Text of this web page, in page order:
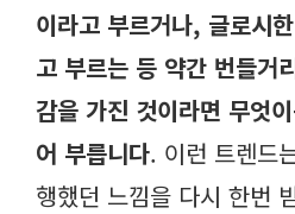
이라고 부르거나, 글로시
고 부르는 등 약간 번들거
감을 가진 것이라면 무엇
어 부릅니다. 이런 트렌드
행했던 느낌을 다시 한번